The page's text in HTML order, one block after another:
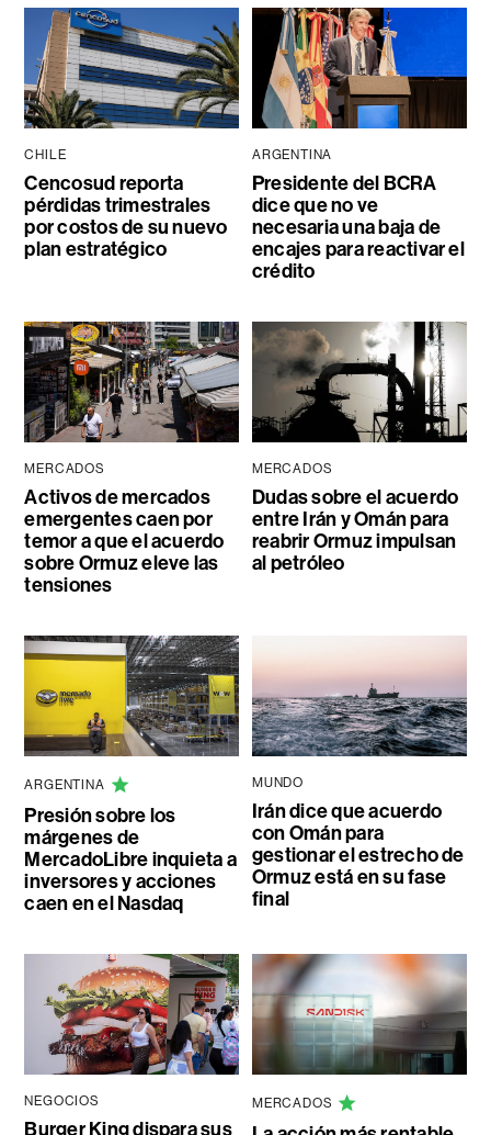
CHILE
Cencosud reporta
pérdidas trimestrales
por costos de su nuevo
plan estratégico
ARGENTINA
Presidente del BCRA
dice que no ve
necesaria una baja de
encajes para reactivar el
crédito
MERCADOS
Activos de mercados
emergentes caen por
temor a que el acuerdo
sobre Ormuz eleve las
tensiones
MERCADOS
Dudas sobre el acuerdo
entre Irán y Omán para
reabrir Ormuz impulsan
al petróleo
ARGENTINA
Presión sobre los
márgenes de
MercadoLibre inquieta a
inversores y acciones
caen en el Nasdaq
MUNDO
Irán dice que acuerdo
con Omán para
gestionar el estrecho de
Ormuz está en su fase
final
NEGOCIOS
Burger King dispara sus
MERCADOS